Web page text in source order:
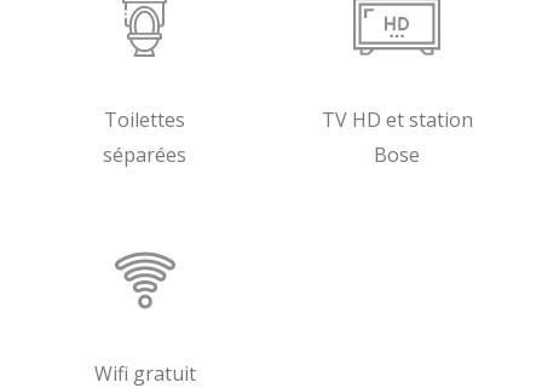
Toilettes
séparées
TV HD et station
Bose
Wifi gratuit